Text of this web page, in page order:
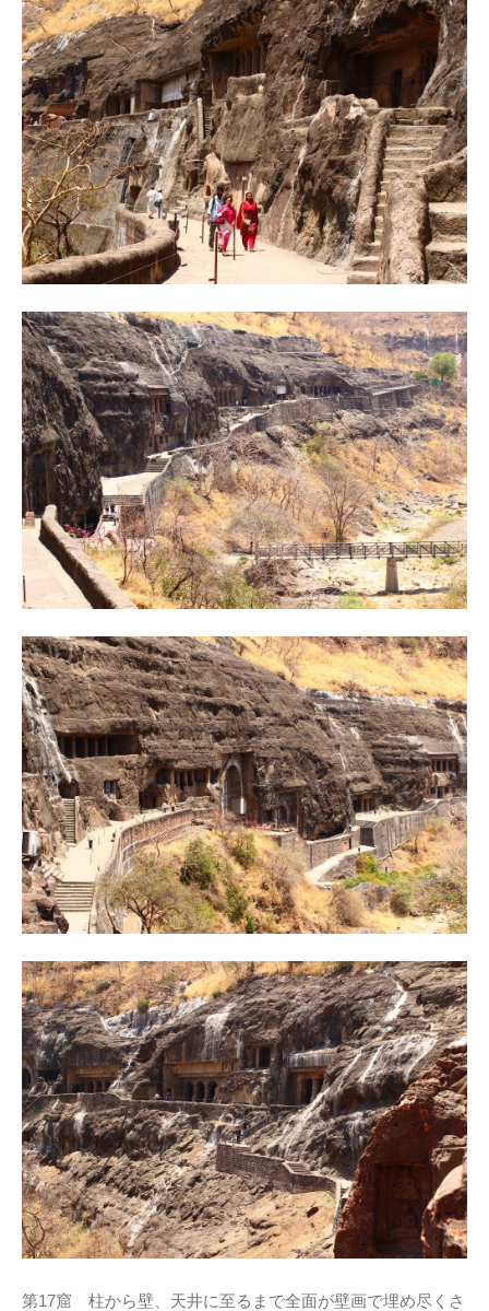
第17窟 柱から壁、天井に至るまで全面が壁画で埋め尽くさ